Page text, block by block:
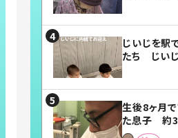
じいじを駅
たち じい
まらない」
れる」
生後8ヶ月
た息子 約
後、当時の